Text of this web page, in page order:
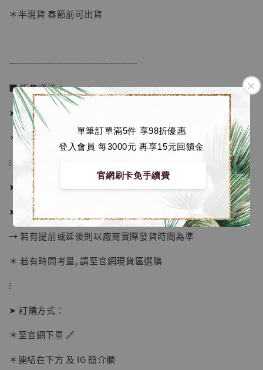
單筆訂單滿5件 享98折優惠
登入會員 每3000元 再享15元回饋金
官網刷卡免手續費
【店內現貨】海賊王 系列蒐藏雕像 布魯克達
摩 [7STARS Studio]
NT$ 1,500
＊半現貨 春節前可出貨
──────────────
■ 販售資訊：
➤ 價格 4180元 (訂金2080)
＊ 國際運費另計
⁝
➤ 預購截止日：待工作室通知
➤ 預計發貨日：2026年2-3月 (僅供參考)
→ 若有提前或延後則以廠商實際發貨時間為準
＊ 若有時間考量, 請至官網現貨區選購
⁝
➤ 訂購方式：
＊至官網下單 🔗
＊連結在下方 及 IG 簡介欄